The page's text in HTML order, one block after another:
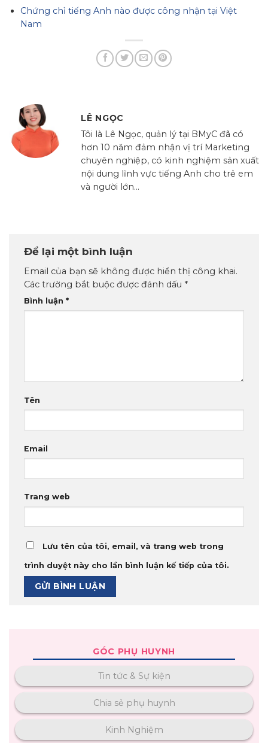
Chứng chỉ tiếng Anh nào được công nhận tại Việt
Nam
LÊ NGỌC
Tôi là Lê Ngọc, quản lý tại BMyC đã có
hơn 10 năm đảm nhận vị trí Marketing
chuyên nghiệp, có kinh nghiệm sản xuất
nội dung lĩnh vực tiếng Anh cho trẻ em
và người lớn...
Để lại một bình luận
Email của bạn sẽ không được hiển thị công khai.
Các trường bắt buộc được đánh dấu *
Bình luận *
Tên
Email
Trang web
Lưu tên của tôi, email, và trang web trong
trình duyệt này cho lần bình luận kế tiếp của tôi.
GÓC PHỤ HUYNH
Tin tức & Sự kiện
Chia sẻ phụ huynh
Kinh Nghiệm